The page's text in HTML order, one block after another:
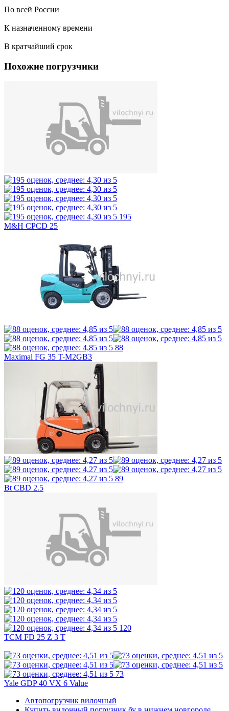
По всей России
К назначенному времени
В кратчайший срок
Похожие погрузчики
195
M&H CPCD 25
88
Maximal FG 35 T-M2GB3
89
Bt CBD 2.5
120
TCM FD 25 Z 3 T
73
Yale GDP 40 VX 6 Value
Автопогрузчик вилочный